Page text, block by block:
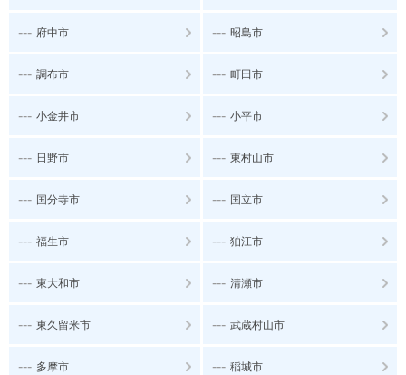
--- 府中市 --- 昭島市
--- 調布市 --- 町田市
--- 小金井市 --- 小平市
--- 日野市 --- 東村山市
--- 国分寺市 --- 国立市
--- 福生市 --- 狛江市
--- 東大和市 --- 清瀬市
--- 東久留米市 --- 武蔵村山市
--- 多摩市 --- 稲城市